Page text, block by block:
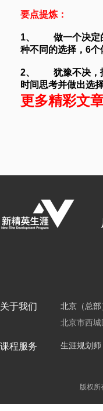
要点提炼：
1、 做一个决定
种不同的选择，6个
2、 犹豫不决，
时间思考并做出选
更多精彩文章
关于我们
北京（总部
北京市西
课程服务 生涯规划师
版权所